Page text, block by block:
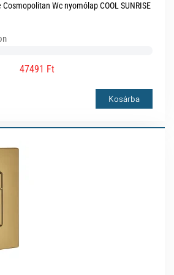
Wc nyomólap COOL SUNRISE
47491 Ft
Kosárba